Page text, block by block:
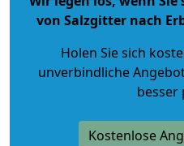
von Salzgitter nach
Holen Sie sich
unverbindliche
besser
Kostenlose